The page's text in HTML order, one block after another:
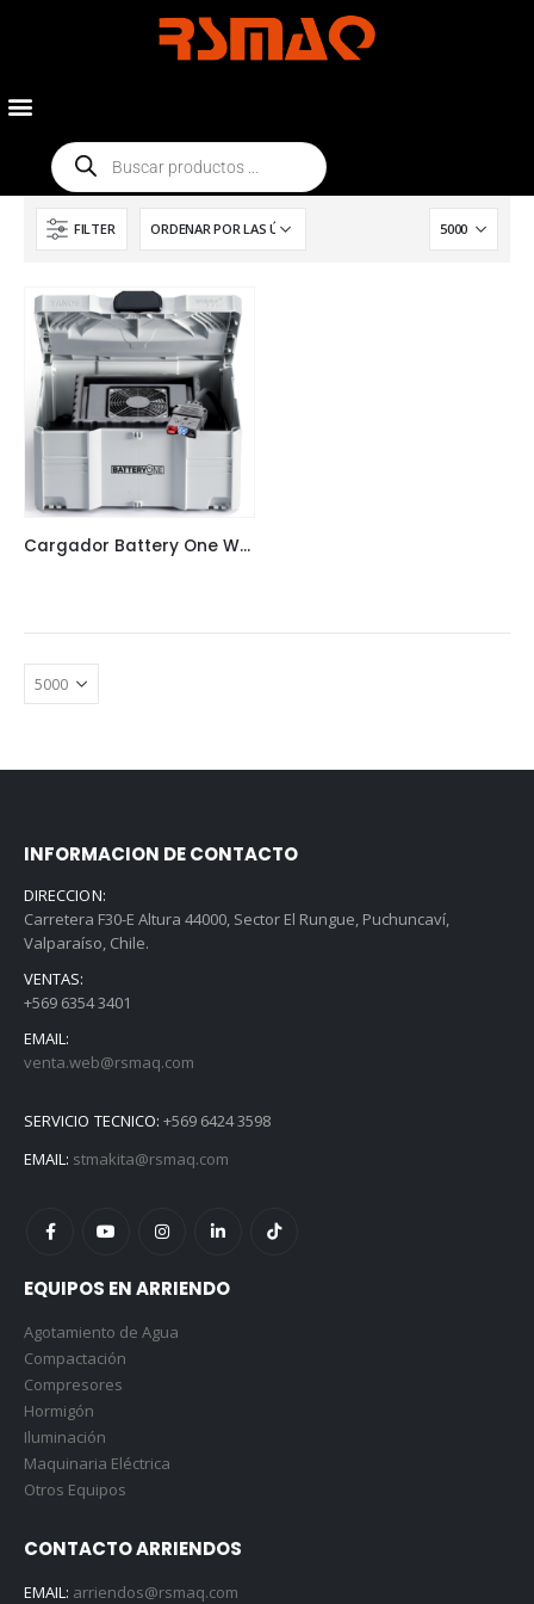
FILTER
Cargador Battery One Wacker Neuson
INFORMACION DE CONTACTO
DIRECCION:
Carretera F30-E Altura 44000, Sector El Rungue, Puchuncaví,
Valparaíso, Chile.
VENTAS:
+569 6354 3401
EMAIL:
venta.web@rsmaq.com
SERVICIO TECNICO: +569 6424 3598
EMAIL: stmakita@rsmaq.com
EQUIPOS EN ARRIENDO
Agotamiento de Agua
Compactación
Compresores
Hormigón
Iluminación
Maquinaria Eléctrica
Otros Equipos
CONTACTO ARRIENDOS
EMAIL: arriendos@rsmaq.com